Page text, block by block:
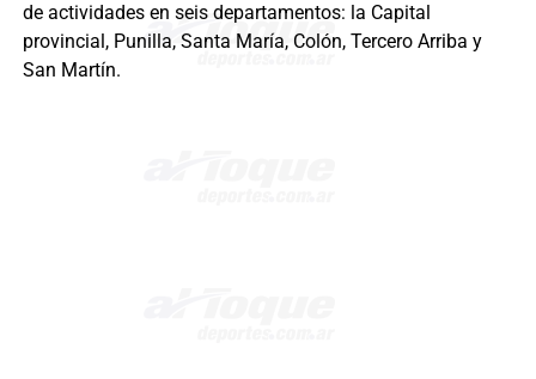
de actividades en seis departamentos: la Capital
provincial, Punilla, Santa María, Colón, Tercero Arriba y
San Martín.